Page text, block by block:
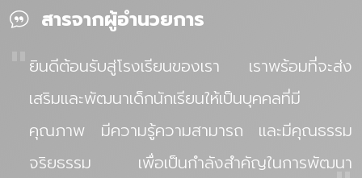
สารจากผู้อำนวยการ
ยินดีต้อนรับสู่โรงเรียนของเรา เราพร้อมที่จะส่ง
เสริมและพัฒนาเด็กนักเรียนให้เป็นบุคคลที่มี
คุณภาพ มีความรู้ความสามารถ และมีคุณธรรม
จริยธรรม เพื่อเป็นกำลังสำคัญในการพัฒนา